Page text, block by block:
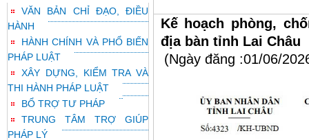
VĂN BẢN CHỈ ĐẠO, ĐIỀU
HÀNH
HÀNH CHÍNH VÀ PHỔ BIẾN
PHÁP LUẬT
XÂY DỰNG, KIỂM TRA VÀ
THI HÀNH PHÁP LUẬT
BỔ TRỢ TƯ PHÁP
TRUNG TÂM TRỢ GIÚP
PHÁP LÝ
Kế hoạch phòng,
địa bàn tỉnh Lai Châu
(Ngày đăng :01/06/